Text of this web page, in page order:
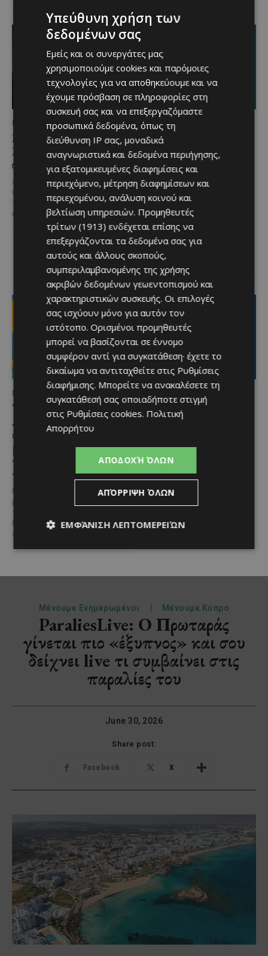
ΜΈΝΟΥΜΕ ΚΎΠΡΟ
Βραδινή πεζοπορία στον
Μαχαιρά με τον σκύλο
σου και θέα τις Περσείδες
Αν αγαπάς τις βόλτες στη φύση
και δεν αποχωρίζεσαι ποτέ τον
τετράποδο φίλο σου, τότε αυτή
η εμπειρία...
ΜΈΝΟΥΜΕ ΚΎΠΡΟ
Τα Λεύκαρα
ετοιμάζονται για μία
βραδιά γεμάτη street
food, μουσική και
καλοκαιρινή διάθεση
Μία από τις πιο γευστικές
εκδηλώσεις του καλοκαιριού
επιστρέφει στα Λεύκαρα,
προσκαλώντας μικρούς και
μεγάλους να απολαύσουν
μοναδικές...
ΜΈΝΟΥΜΕ ΚΎΠΡΟ
Το 10ο Φεστιβάλ
Αγροτικού Πολιτισμού
επιστρέφει στον Πρωταρά
με μουσική,
παραδοσιακές γεύσεις και
πλούσιο πρόγραμμα
Η κυπριακή παράδοση δίνει ξανά
ραντεβού στον Πρωταρά, καθώς
το 10ο Φεστιβάλ Αγροτικού
Πολιτισμού θα πραγματοποιηθεί
στις 2...
ΜΈΝΟΥΜΕ ΕΝΗΜΕΡΩΜΈΝΟΙ
Διεθνώς αναγνωρισμένα
κρασιά στην κορυφαία
από τη Lidl Κύπρου
Με σφραγίδα ποιότητας από
τους Masters of Wine, η κάβα της
ποικιλία, διεθνείς διακρίσεις
και...
Υπεύθυνη χρήση των
δεδομένων σας
Εμείς και οι συνεργάτες μας
χρησιμοποιούμε cookies και παρόμοιες
τεχνολογίες για να αποθηκεύουμε και να
έχουμε πρόσβαση σε πληροφορίες στη
συσκευή σας και να επεξεργαζόμαστε
προσωπικά δεδομένα, όπως τη
διεύθυνση IP σας, μοναδικά
αναγνωριστικά και δεδομένα περιήγησης,
για εξατομικευμένες διαφημίσεις και
περιεχόμενο, μέτρηση διαφημίσεων και
περιεχομένου, ανάλυση κοινού και
βελτίωση υπηρεσιών. Προμηθευτές
τρίτων (1913) ενδέχεται επίσης να
επεξεργάζονται τα δεδομένα σας για
αυτούς και άλλους σκοπούς,
συμπεριλαμβανομένης της χρήσης
ακριβών δεδομένων γεωεντοπισμού και
χαρακτηριστικών συσκευής. Οι επιλογές
σας ισχύουν μόνο για αυτόν τον
ιστότοπο. Ορισμένοι προμηθευτές
μπορεί να βασίζονται σε έννομο
συμφέρον αντί για συγκατάθεση· έχετε το
δικαίωμα να αντιταχθείτε στις Ρυθμίσεις
διαφήμισης. Μπορείτε να ανακαλέσετε τη
συγκατάθεσή σας οποιαδήποτε στιγμή
στις Ρυθμίσεις cookies. Πολιτική
Απορρήτου
ΑΠΟΔΟΧΉ ΌΛΩΝ
ΑΠΌΡΡΙΨΗ ΌΛΩΝ
ΕΜΦΆΝΙΣΗ ΛΕΠΤΟΜΕΡΕΙΏΝ